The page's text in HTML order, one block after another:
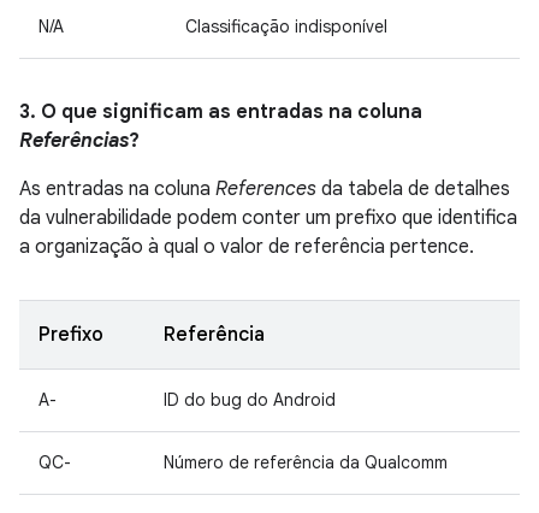
N/A Classificação indisponível
3. O que significam as entradas na coluna
Referências?
As entradas na coluna References da tabela de detalhes
da vulnerabilidade podem conter um prefixo que identifica
a organização à qual o valor de referência pertence.
Prefixo Referência
A- ID do bug do Android
QC- Número de referência da Qualcomm